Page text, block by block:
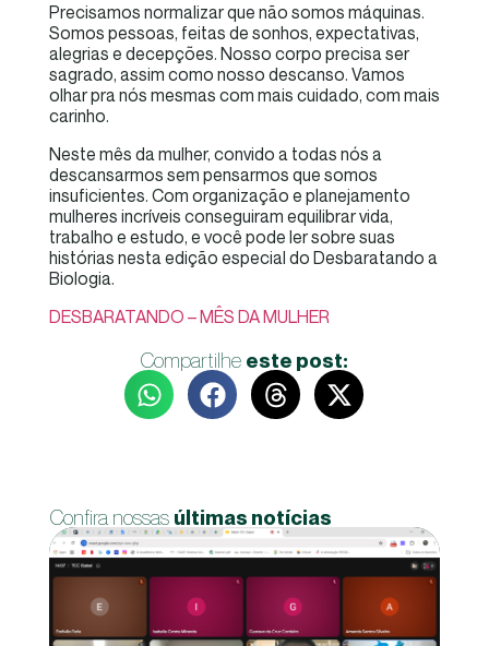
Precisamos normalizar que não somos máquinas.
Somos pessoas, feitas de sonhos, expectativas,
alegrias e decepções. Nosso corpo precisa ser
sagrado, assim como nosso descanso. Vamos
olhar pra nós mesmas com mais cuidado, com mais
carinho.
Neste mês da mulher, convido a todas nós a
descansarmos sem pensarmos que somos
insuficientes. Com organização e planejamento
mulheres incríveis conseguiram equilibrar vida,
trabalho e estudo, e você pode ler sobre suas
histórias nesta edição especial do Desbaratando a
Biologia.
DESBARATANDO – MÊS DA MULHER
Compartilhe este post:
Confira nossas últimas notícias